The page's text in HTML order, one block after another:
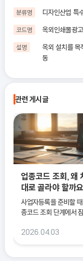
분류명 디자인산업 특
코드명 옥외인쇄물광
설명
옥외 설치를 목
동
관련 게시글
업종코드 조회, 왜
대로 골라야 할까
사업자등록을 준비할
종코드 조회 단계에서
서 비슷해 보이는 항목
2026.04.03